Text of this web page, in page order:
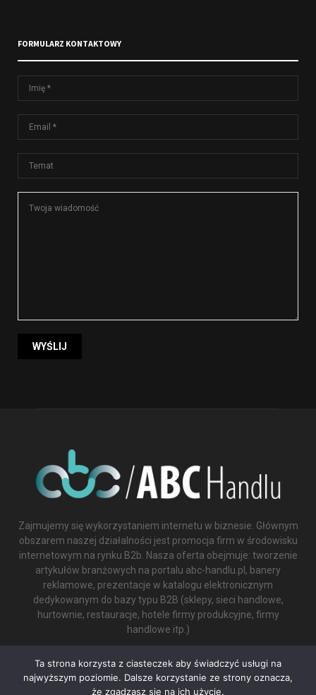
FORMULARZ KONTAKTOWY
Zajmujemy się wykorzystaniem internetu w biznesie. Głównym
obszarem naszej działalności jest promocja firm w środowisku
internetowym na rynku B2b. Nasza oferta obejmuje: tworzenie
artykułów branżowych na portalu abc-handlu.pl, banery
reklamowe, prezentacje w katalogu elektronicznym
dedykowanym do bazy typu B2B (sklepy, sieci handlowe,
hurtownie, restauracje, hotele firmy produkcyjne, firmy
handlowe itp.)
Ta strona korzysta z ciasteczek aby świadczyć usługi na
najwyższym poziomie. Dalsze korzystanie ze strony oznacza,
że zgadzasz się na ich użycie.